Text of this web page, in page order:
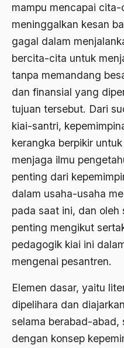
mampu mencapai
meninggalkan kesan
gagal dalam
bercita-cita untuk
tanpa memandang
dan finansial yang
tujuan tersebut. Dari
kiai-santri,
kerangka berpikir
menjaga ilmu
penting dari
dalam usaha-usaha
pada saat ini, dan oleh
penting mengikut
pedagogik kiai ini
mengenai pesantren.
Elemen dasar, yaitu
dipelihara dan
selama berabad-abad,
dengan konsep
Aliran AHmadiyah
Aliran Kepercayaan
Alistair Cook
Allah
ALmanak
Alternatif Moral
Alternatif Nilai
Alternatif Politis
Alumni Sayid Al-Maliki
Alvin W. Gouldner
Amangkurat
Amar Ma'ruf Nahi Munkar
Ambivalen
ambon
Amerika